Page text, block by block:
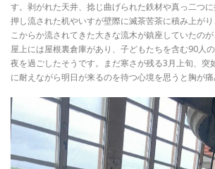
す。剥がれた天井、捻じ曲げられた鉄材や真っ二つ
押し流された机やいすが壁際に滅茶苦茶に積み上が
こからか流されてきた大きな流木が鎮座していたのが
屋上には屋根裏倉庫があり、子どもたちを含む90人
夜を過ごしたそうです。まだ寒さが残る3月上旬、突
に耐えながら明日が来るのを待つ心境を思うと胸が痛